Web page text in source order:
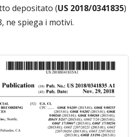
depositato (US 2018/0341835)
ne spiega i motivi.